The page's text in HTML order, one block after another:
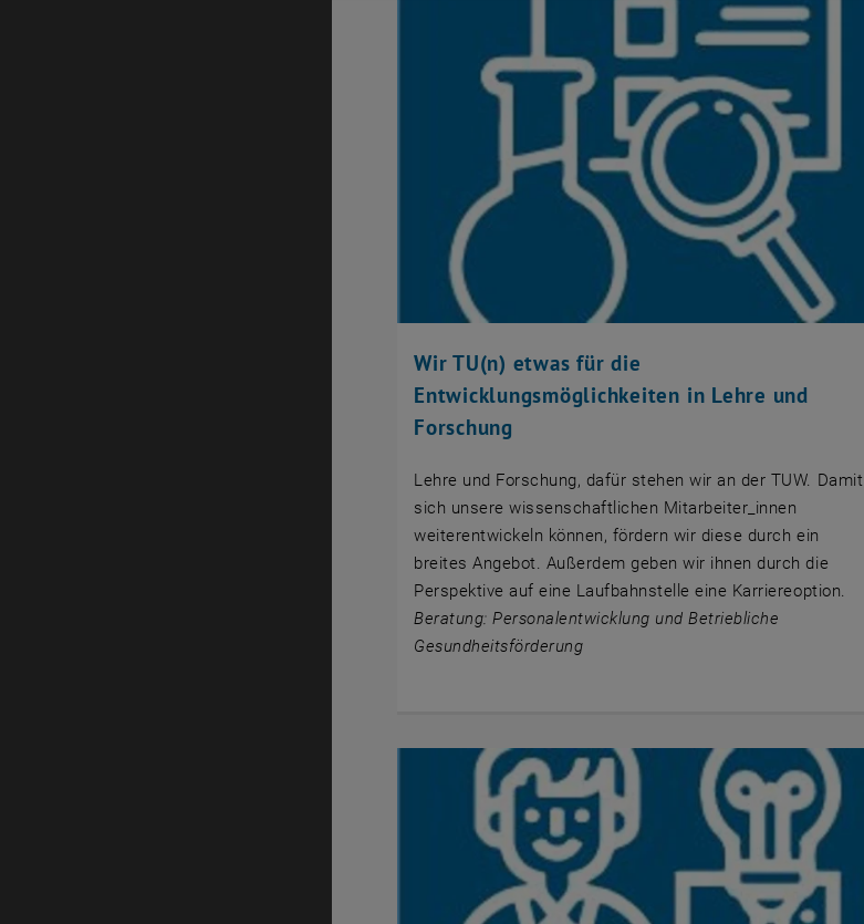
Wir TU(n) etwas für die
Entwicklungsmöglichkeiten in Lehre und
Forschung
Lehre und Forschung, dafür stehen wir an der TUW. Damit
sich unsere wissenschaftlichen Mitarbeiter_innen
weiterentwickeln können, fördern wir diese durch ein
breites Angebot. Außerdem geben wir ihnen durch die
Perspektive auf eine Laufbahnstelle eine Karriereoption.
Beratung: Personalentwicklung und Betriebliche
Gesundheitsförderung